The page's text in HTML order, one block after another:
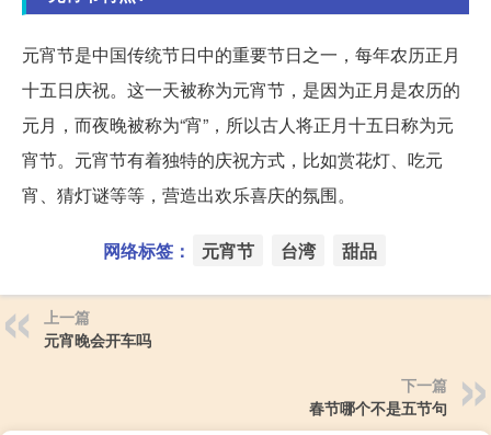
元宵节是中国传统节日中的重要节日之一，每年农历正月
十五日庆祝。这一天被称为元宵节，是因为正月是农历的
元月，而夜晚被称为“宵”，所以古人将正月十五日称为元
宵节。元宵节有着独特的庆祝方式，比如赏花灯、吃元
宵、猜灯谜等等，营造出欢乐喜庆的氛围。
网络标签： 元宵节 台湾 甜品
上一篇
元宵晚会开车吗
下一篇
春节哪个不是五节句